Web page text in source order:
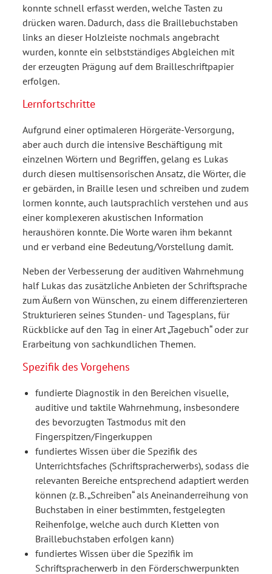
konnte schnell erfasst werden, welche Tasten zu
drücken waren. Dadurch, dass die Braillebuchstaben
links an dieser Holzleiste nochmals angebracht
wurden, konnte ein selbstständiges Abgleichen mit
der erzeugten Prägung auf dem Brailleschriftpapier
erfolgen.
Lernfortschritte
Aufgrund einer optimaleren Hörgeräte-Versorgung,
aber auch durch die intensive Beschäftigung mit
einzelnen Wörtern und Begriffen, gelang es Lukas
durch diesen multisensorischen Ansatz, die Wörter, die
er gebärden, in Braille lesen und schreiben und zudem
lormen konnte, auch lautsprachlich verstehen und aus
einer komplexeren akustischen Information
heraushören konnte. Die Worte waren ihm bekannt
und er verband eine Bedeutung/Vorstellung damit.
Neben der Verbesserung der auditiven Wahrnehmung
half Lukas das zusätzliche Anbieten der Schriftsprache
zum Äußern von Wünschen, zu einem differenzierteren
Strukturieren seines Stunden- und Tagesplans, für
Rückblicke auf den Tag in einer Art „Tagebuch“ oder zur
Erarbeitung von sachkundlichen Themen.
Spezifik des Vorgehens
fundierte Diagnostik in den Bereichen visuelle,
auditive und taktile Wahrnehmung, insbesondere
des bevorzugten Tastmodus mit den
Fingerspitzen/Fingerkuppen
fundiertes Wissen über die Spezifik des
Unterrichtsfaches (Schriftspracherwerbs), sodass die
relevanten Bereiche entsprechend adaptiert werden
können (z. B. „Schreiben“ als Aneinanderreihung von
Buchstaben in einer bestimmten, festgelegten
Reihenfolge, welche auch durch Kletten von
Braillebuch­staben erfolgen kann)
fundiertes Wissen über die Spezifik im
Schriftspracherwerb in den Förderschwerpunkten